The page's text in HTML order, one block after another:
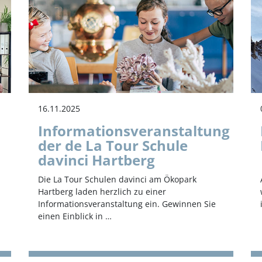
16.11.2025
Informationsveranstaltung
der de La Tour Schule
davinci Hartberg
Die La Tour Schulen davinci am Ökopark
Hartberg laden herzlich zu einer
Informationsveranstaltung ein. Gewinnen Sie
einen Einblick in …